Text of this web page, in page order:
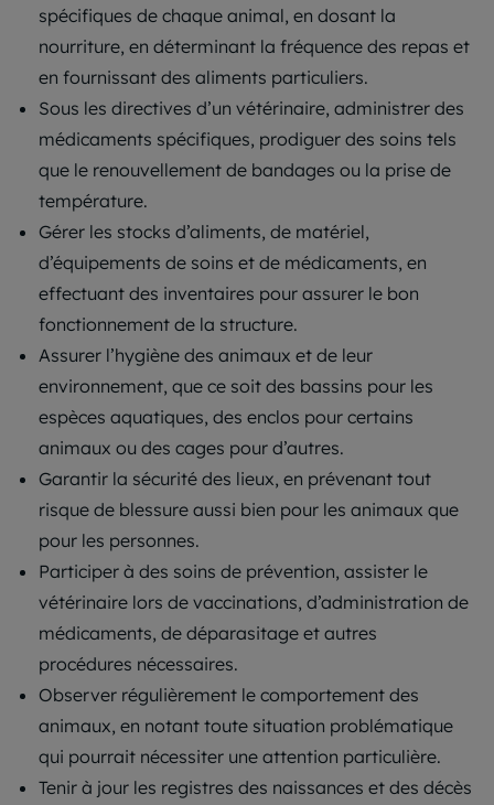
spécifiques de chaque animal, en dosant la
nourriture, en déterminant la fréquence des repas et
en fournissant des aliments particuliers.
Sous les directives d’un vétérinaire, administrer des
médicaments spécifiques, prodiguer des soins tels
que le renouvellement de bandages ou la prise de
température.
Gérer les stocks d’aliments, de matériel,
d’équipements de soins et de médicaments, en
effectuant des inventaires pour assurer le bon
fonctionnement de la structure.
Assurer l’hygiène des animaux et de leur
environnement, que ce soit des bassins pour les
espèces aquatiques, des enclos pour certains
animaux ou des cages pour d’autres.
Garantir la sécurité des lieux, en prévenant tout
risque de blessure aussi bien pour les animaux que
pour les personnes.
Participer à des soins de prévention, assister le
vétérinaire lors de vaccinations, d’administration de
médicaments, de déparasitage et autres
procédures nécessaires.
Observer régulièrement le comportement des
animaux, en notant toute situation problématique
qui pourrait nécessiter une attention particulière.
Tenir à jour les registres des naissances et des décès